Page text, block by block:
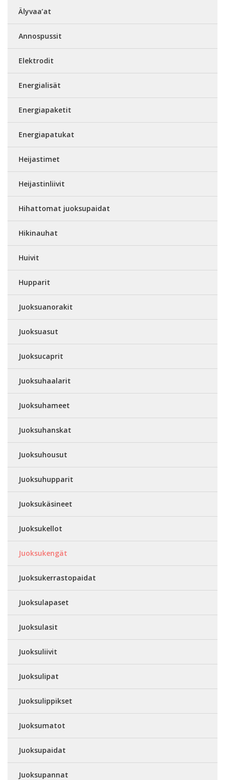
Älyvaa’at
Annospussit
Elektrodit
Energialisät
Energiapaketit
Energiapatukat
Heijastimet
Heijastinliivit
Hihattomat juoksupaidat
Hikinauhat
Huivit
Hupparit
Juoksuanorakit
Juoksuasut
Juoksucaprit
Juoksuhaalarit
Juoksuhameet
Juoksuhanskat
Juoksuhousut
Juoksuhupparit
Juoksukäsineet
Juoksukellot
Juoksukengät
Juoksukerrastopaidat
Juoksulapaset
Juoksulasit
Juoksuliivit
Juoksulipat
Juoksulippikset
Juoksumatot
Juoksupaidat
Juoksupannat